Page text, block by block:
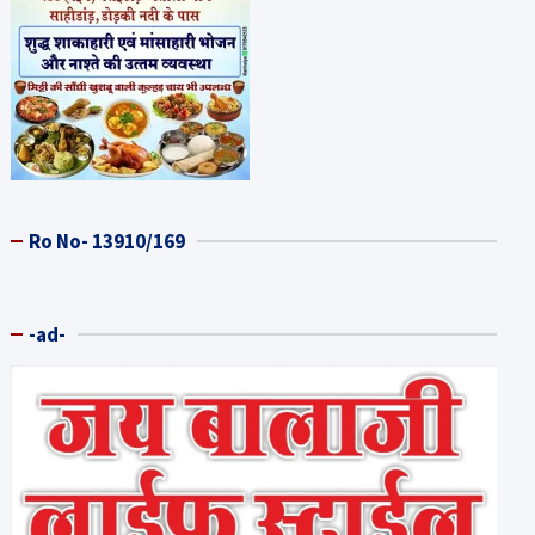
Ro No- 13910/169
-ad-